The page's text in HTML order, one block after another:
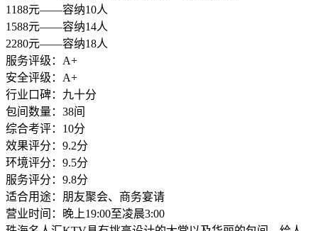
1188元——容纳10人
1588元——容纳14人
2280元——容纳18人
服务评级：A+
安全评级：A+
行业口碑：九十分
包间数量：38间
综合考评：10分
效果评分：9.2分
环境评分：9.5分
服务评分：9.8分
适合用途：朋友聚会、商务宴请
营业时间：晚上19:00至凌晨3:00